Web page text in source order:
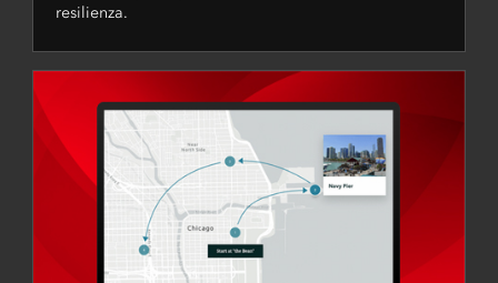
resilienza.